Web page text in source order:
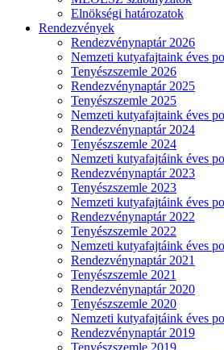
Elnökségi határozatok
Rendezvények
Rendezvénynaptár 2026
Nemzeti kutyafajtaink éves
Tenyészszemle 2026
Rendezvénynaptár 2025
Tenyészszemle 2025
Nemzeti kutyafajtaink éves
Rendezvénynaptár 2024
Tenyészszemle 2024
Nemzeti kutyafajtáink éves
Rendezvénynaptár 2023
Tenyészszemle 2023
Nemzeti kutyafajtáink éves
Rendezvénynaptár 2022
Tenyészszemle 2022
Nemzeti kutyafajtáink éves
Rendezvénynaptár 2021
Tenyészszemle 2021
Rendezvénynaptár 2020
Tenyészszemle 2020
Nemzeti kutyafajtáink éves
Rendezvénynaptár 2019
Tenyészszemle 2019